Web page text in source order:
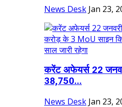
News Desk Jan 23,
करेंट अफेयर्स 22
38,750...
News Desk Jan 23,